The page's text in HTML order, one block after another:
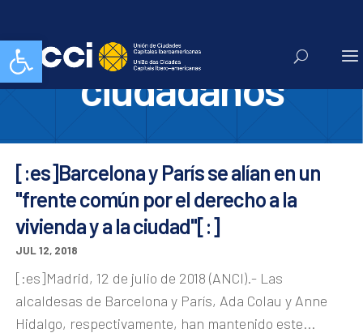
Abrir barra de herramientasderechos
ciudadanos
[:es]Barcelona y París se alían en un
"frente común por el derecho a la
vivienda y a la ciudad"[:]
JUL 12, 2018
[:es]Madrid, 12 de julio de 2018 (ANCI).- Las
alcaldesas de Barcelona y París, Ada Colau y Anne
Hidalgo, respectivamente, han mantenido este...